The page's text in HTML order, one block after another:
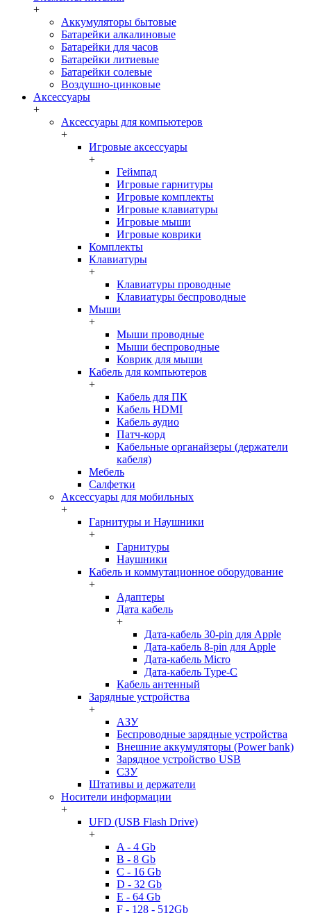
+
Аккумуляторы бытовые
Батарейки алкалиновые
Батарейки для часов
Батарейки литиевые
Батарейки солевые
Воздушно-цинковые
Аксессуары
+
Аксессуары для компьютеров
+
Игровые аксессуары
+
Геймпад
Игровые гарнитуры
Игровые комплекты
Игровые клавиатуры
Игровые мыши
Игровые коврики
Комплекты
Клавиатуры
+
Клавиатуры проводные
Клавиатуры беспроводные
Мыши
+
Мыши проводные
Мыши беспроводные
Коврик для мыши
Кабель для компьютеров
+
Кабель для ПК
Кабель HDMI
Кабель аудио
Патч-корд
Кабельные органайзеры (держатели
кабеля)
Мебель
Салфетки
Аксессуары для мобильных
+
Гарнитуры и Наушники
+
Гарнитуры
Наушники
Кабель и коммутационное оборудование
+
Адаптеры
Дата кабель
+
Дата-кабель 30-pin для Apple
Дата-кабель 8-pin для Apple
Дата-кабель Micro
Дата-кабель Type-C
Кабель антенный
Зарядные устройства
+
АЗУ
Беспроводные зарядные устройства
Внешние аккумуляторы (Power bank)
Зарядное устройство USB
СЗУ
Штативы и держатели
Носители информации
+
UFD (USB Flash Drive)
+
A - 4 Gb
B - 8 Gb
C - 16 Gb
D - 32 Gb
E - 64 Gb
F - 128 - 512Gb